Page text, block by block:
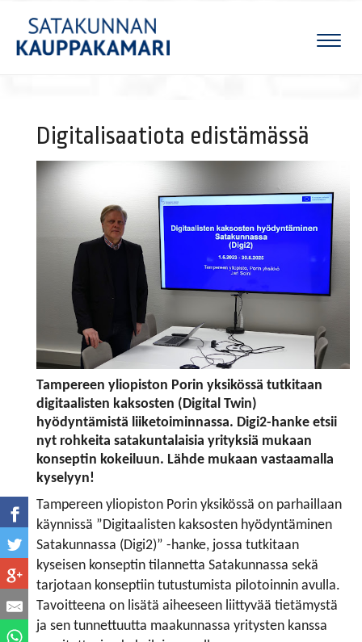
Digitalisaatiota edistämässä
Tampereen yliopiston Porin yksikössä tutkitaan
digitaalisten kaksosten (Digital Twin)
hyödyntämistä liiketoiminnassa. Digi2-hanke etsii
nyt rohkeita satakuntalaisia yrityksiä mukaan
konseptin kokeiluun. Lähde mukaan vastaamalla
kyselyyn!
Tampereen yliopiston Porin yksikössä on parhaillaan
käynnissä ”Digitaalisten kaksosten hyödyntäminen
Satakunnassa (Digi2)” -hanke, jossa tutkitaan
kyseisen konseptin tilannetta Satakunnassa sekä
tarjotaan konseptiin tutustumista pilotoinnin avulla.
Tavoitteena on lisätä aiheeseen liittyvää tietämystä
ja sen tunnettuutta maakunnassa yritysten kanssa